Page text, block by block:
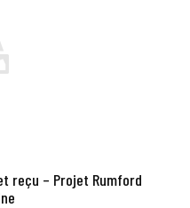
reçu – Projet Rumford